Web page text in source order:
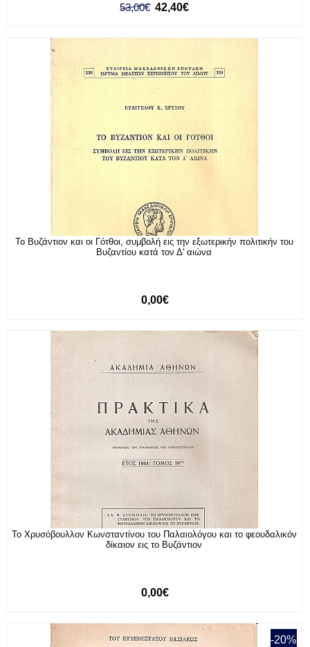
53,00€ 42,40€
Το Βυζάντιον και οι Γότθοι, συμβολή εις την εξωτερικήν πολιτικήν του
Βυζαντίου κατά τον Δ' αιώνα
0,00€
Το Χρυσόβουλλον Κωνσταντίνου του Παλαιολόγου και το φεουδαλικόν
δίκαιον εις το Βυζάντιον
0,00€
-20%